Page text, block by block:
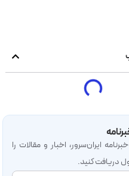
ایران‌سرور، اخبار و مقالات را
دریافت کنید.